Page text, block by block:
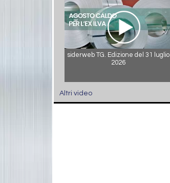
siderweb TG. Edizione del 31 luglio
2026
Altri video